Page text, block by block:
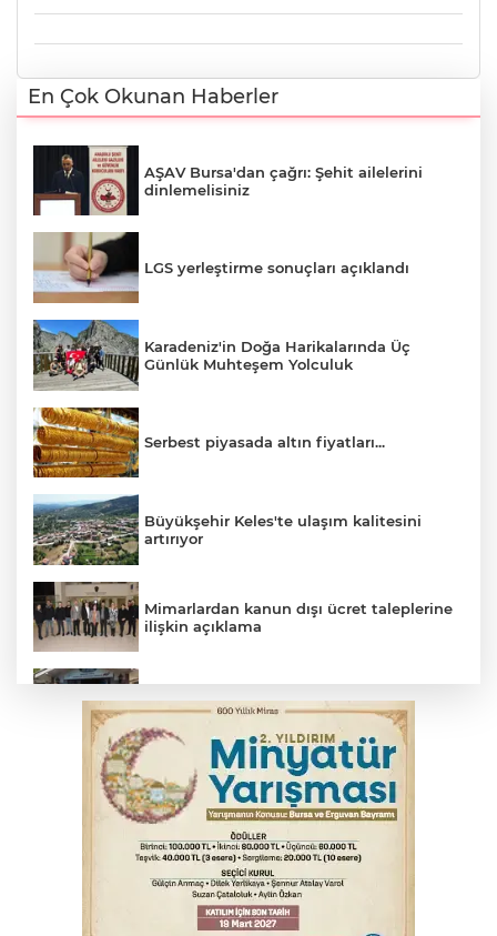
En Çok Okunan Haberler
AŞAV Bursa'dan çağrı: Şehit ailelerini
dinlemelisiniz
LGS yerleştirme sonuçları açıklandı
Karadeniz'in Doğa Harikalarında Üç
Günlük Muhteşem Yolculuk
Serbest piyasada altın fiyatları...
Büyükşehir Keles'te ulaşım kalitesini
artırıyor
Mimarlardan kanun dışı ücret taleplerine
ilişkin açıklama
Başkan Aydın: Tüm imkanları sunuyoruz
Başkan Dalgıç: Denizler halkındır
Bursa’da bugün hava nasıl olacak?